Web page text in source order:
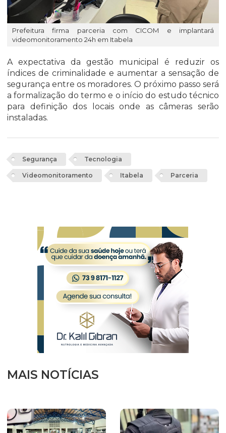
Prefeitura firma parceria com CICOM e implantará
videomonitoramento 24h em Itabela
A expectativa da gestão municipal é reduzir os
índices de criminalidade e aumentar a sensação de
segurança entre os moradores. O próximo passo será
a formalização do termo e o início do estudo técnico
para definição dos locais onde as câmeras serão
instaladas.
Segurança Tecnologia
Videomonitoramento Itabela Parceria
MAIS NOTÍCIAS